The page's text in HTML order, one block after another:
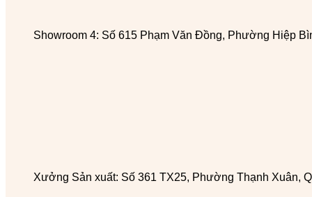
Showroom 4: Số 615 Phạm Văn Đồng, Phường Hiệp
Xưởng Sản xuất: Số 361 TX25, Phường Thạnh Xuân,